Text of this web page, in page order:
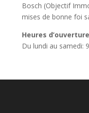
Bosch (Objectif
mises de bonne foi
Heures d’ouverture
Du lundi au samedi: